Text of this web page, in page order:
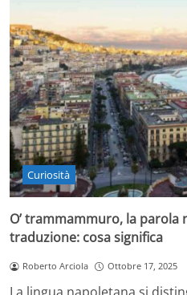
Curiosità
O’ trammammuro, la parola
traduzione: cosa significa
Roberto Arciola Ottobre 17, 2025